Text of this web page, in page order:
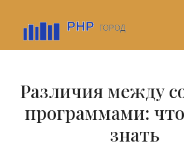
Различия между
программами:
знать